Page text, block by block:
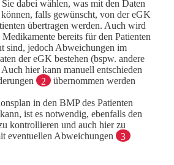
dabei wählen, was mit den Daten
können, falls gewünscht, von der eGK
übertragen werden. Auch wird
bereits für den Patienten
sind, jedoch Abweichungen im
der eGK bestehen (bspw. andere
hier kann manuell entschieden
2
übernommen werden
in den BMP des Patienten
ist es notwendig, ebenfalls den
kontrollieren und auch hier zu
eventuellen Abweichungen
3